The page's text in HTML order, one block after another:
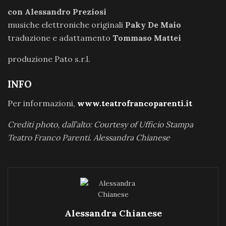
con Alessandro Preziosi
musiche elettroniche originali Paky De Maio
traduzione e adattamento Tommaso Mattei
produzione Pato s.r.l.
INFO
Per informazioni, www.teatrofrancoparenti.it
Crediti photo, dall’alto: Courtesy of Ufficio Stampa
Teatro Franco Parenti. Alessandra Chianese
Alessandra Chianese